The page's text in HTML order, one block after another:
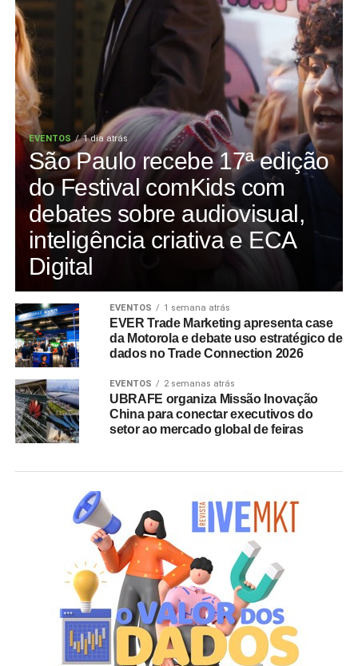
EVENTOS 1 dia atrás
São Paulo recebe 17ª edição
do Festival comKids com
debates sobre audiovisual,
inteligência criativa e ECA
Digital
EVENTOS 1 semana atrás
EVER Trade Marketing apresenta case
da Motorola e debate uso estratégico de
dados no Trade Connection 2026
EVENTOS 2 semanas atrás
UBRAFE organiza Missão Inovação
China para conectar executivos do
setor ao mercado global de feiras